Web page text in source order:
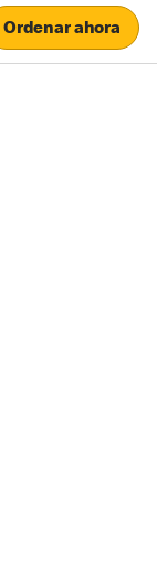
Ordenar ahora